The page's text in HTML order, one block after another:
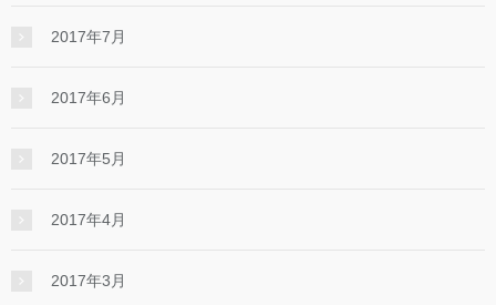
2017年7月
2017年6月
2017年5月
2017年4月
2017年3月